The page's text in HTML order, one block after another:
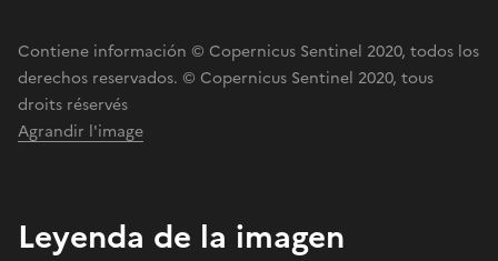
Contiene información © Copernicus Sentinel 2020, todos los
derechos reservados. © Copernicus Sentinel 2020, tous
droits réservés
Agrandir l'image
Leyenda de la imagen